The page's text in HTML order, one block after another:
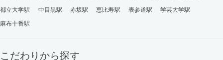
都立大学駅
中目黒駅 赤坂駅 恵比寿駅 表参道駅
学芸大学駅
麻布十番駅
こだわりから探す